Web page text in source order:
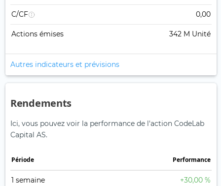
C/CF 0,00
Actions émises 342 M Unité
Autres indicateurs et prévisions
Rendements
Ici, vous pouvez voir la performance de l'action CodeLab
Capital AS.
Période Performance
1 semaine +30,00 %